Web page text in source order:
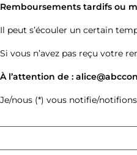
Remboursements tardifs ou
Il peut s’écouler un certain
Si vous n’avez pas reçu votre
À l’attention de :
Je/nous (*) vous notifie/